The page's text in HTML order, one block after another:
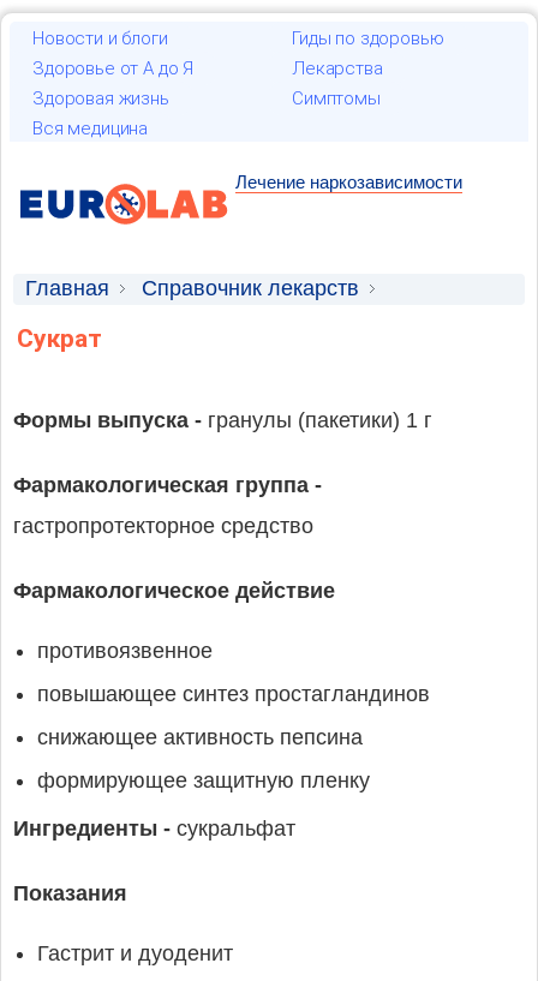
Новости и блоги
Гиды по здоровью
Здоровье от А до Я
Лекарства
Здоровая жизнь
Симптомы
Вся медицина
Лечение наркозависимости
Главная
Справочник лекарств
Лекарственные средства
Сукрат
Формы выпуска - гранулы (пакетики) 1 г
Фармакологическая группа -
гастропротекторное средство
Фармакологическое действие
противоязвенное
повышающее синтез простагландинов
снижающее активность пепсина
формирующее защитную пленку
Ингредиенты - сукральфат
Показания
Гастрит и дуоденит